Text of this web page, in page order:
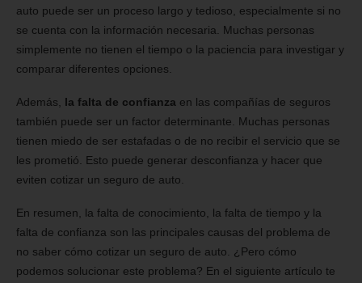
auto puede ser un proceso largo y tedioso, especialmente si no
se cuenta con la información necesaria. Muchas personas
simplemente no tienen el tiempo o la paciencia para investigar y
comparar diferentes opciones.
Además, la falta de confianza en las compañías de seguros
también puede ser un factor determinante. Muchas personas
tienen miedo de ser estafadas o de no recibir el servicio que se
les prometió. Esto puede generar desconfianza y hacer que
eviten cotizar un seguro de auto.
En resumen, la falta de conocimiento, la falta de tiempo y la
falta de confianza son las principales causas del problema de
no saber cómo cotizar un seguro de auto. ¿Pero cómo
podemos solucionar este problema? En el siguiente artículo te